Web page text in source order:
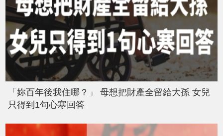
「妳百年後我住哪？」 母想把財產全留給大孫 女兒
只得到1句心寒回答